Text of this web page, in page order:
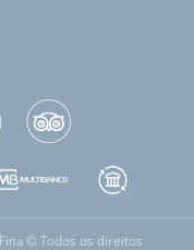
© Todos os direitos